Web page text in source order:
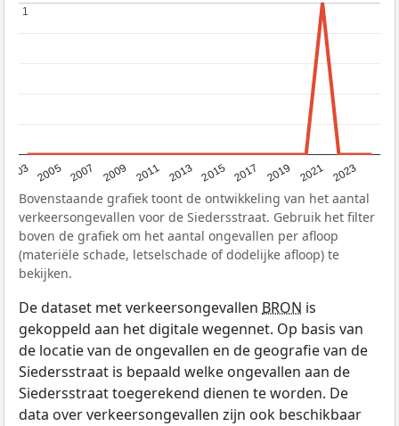
2003 2005 2007 2009 2011 2013 2015 2017 2019 2021 2023
1
1
Bovenstaande grafiek toont de ontwikkeling van het aantal
verkeersongevallen voor de Siedersstraat. Gebruik het filter
boven de grafiek om het aantal ongevallen per afloop
(materiële schade, letselschade of dodelijke afloop) te
bekijken.
De dataset met verkeersongevallen BRON is
gekoppeld aan het digitale wegennet. Op basis van
de locatie van de ongevallen en de geografie van de
Siedersstraat is bepaald welke ongevallen aan de
Siedersstraat toegerekend dienen te worden. De
data over verkeersongevallen zijn ook beschikbaar